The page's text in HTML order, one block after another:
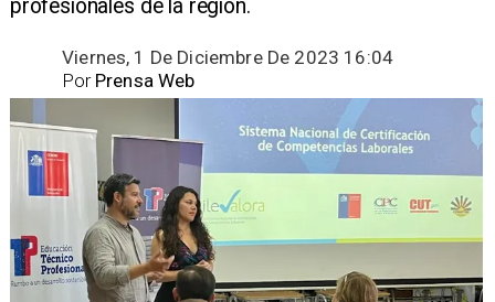
profesionales de la región.
Viernes, 1 De Diciembre De 2023 16:04
Prensa Web
Por